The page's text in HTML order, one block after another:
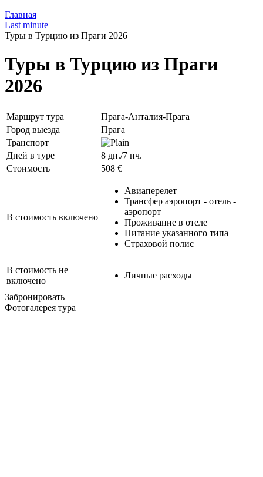
Главная
Last minute
Туры в Турцию из Праги 2026
Туры в Турцию из Праги
2026
Маршрут тура
Прага-Анталия-Прага
Город выезда
Прага
Транспорт
Дней в туре
8 дн./7 нч.
Стоимость
508 €
В стоимость включено
Авиаперелет
Трансфер аэропорт - отель -
аэропорт
Проживание в отеле
Питание указанного типа
Страховой полис
В стоимость не
включено
Личные расходы
Забронировать
Фотогалерея тура